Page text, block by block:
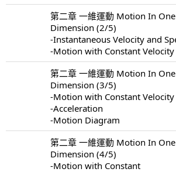
第二章 一維運動 Motion In One
Dimension (2/5)
-Instantaneous Velocity and
-Motion with Constant Velocity
第二章 一維運動 Motion In One
Dimension (3/5)
-Motion with Constant Velocity
-Acceleration
-Motion Diagram
第二章 一維運動 Motion In One
Dimension (4/5)
-Motion with Constant